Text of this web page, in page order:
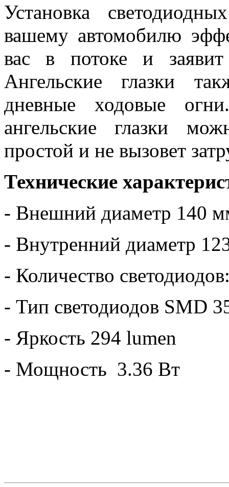
Установка
вашему автомобилю
вас в потоке и
Ангельские глазки
дневные ходовые
ангельские глазки
простой и не вызовет
Технические
- Внешний диаметр 140
- Внутренний диаметр
- Количество
- Тип светодиодов SMD
- Яркость 294 lumen
- Мощность 3.36 Вт